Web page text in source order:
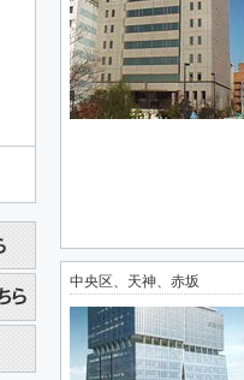
中央区、天神、赤坂